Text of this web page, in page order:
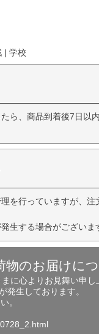
| 学校
ら、商品到着後7日以
を行っていますが、
生する場合がございま
物のお届けに
に心よりお見舞い申し
発生しております。
。